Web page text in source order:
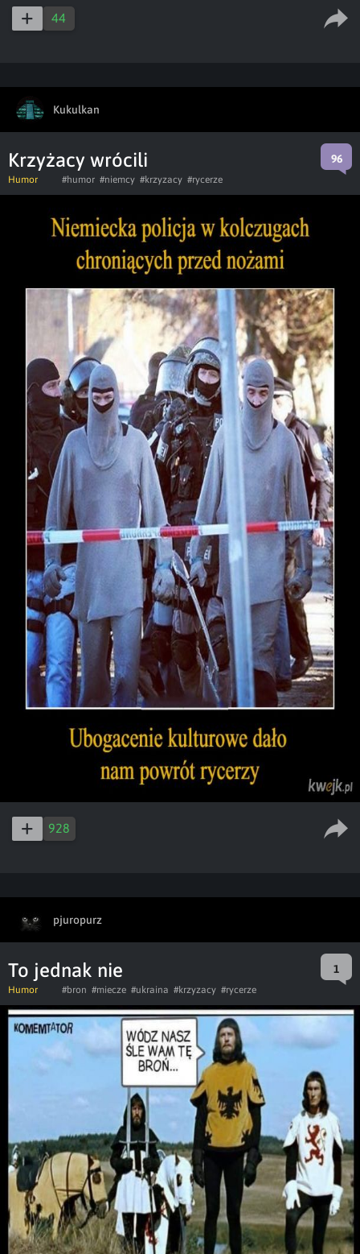
44
Kukulkan
Krzyżacy wrócili 96
Humor #humor #niemcy #krzyzacy #rycerze
928
pjuropurz
To jednak nie 1
Humor #bron #miecze #ukraina #krzyzacy #rycerze